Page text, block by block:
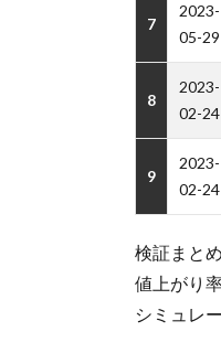
7
2023-
05-29
8
2023-
02-24
9
2023-
02-24
検証まとめ
値上がり
シミュレ